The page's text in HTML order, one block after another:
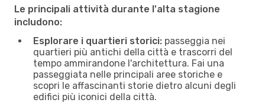
Le principali attività durante l'alta stagione
includono:
Esplorare i quartieri storici: passeggia nei
quartieri più antichi della città e trascorri del
tempo ammirandone l'architettura. Fai una
passeggiata nelle principali aree storiche e
scopri le affascinanti storie dietro alcuni degli
edifici più iconici della città.